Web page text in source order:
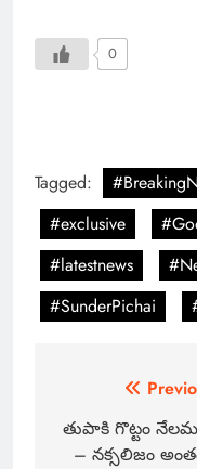
0
Tagged:
#exclusive
#latestnews
#SunderPichai
తుపాకి గొట్టం
– నక్సలిజం